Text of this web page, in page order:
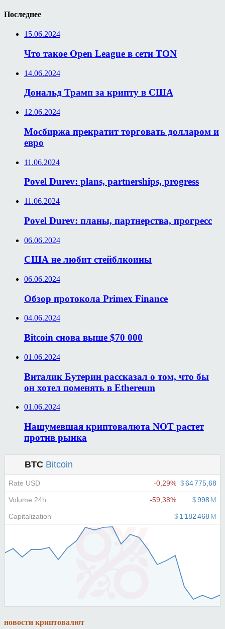
Последнее
15.06.2024
Что такое Open League в сети TON
14.06.2024
Дональд Трамп за крипту в США
12.06.2024
Мосбиржа прекратит торговать долларом и
евро
11.06.2024
Povel Durev: plans, partnerships, progress
11.06.2024
Povel Durev: планы, партнерства, прогресс
06.06.2024
США не любит стейблкоины
06.06.2024
Обзор протокола Primex Finance
04.06.2024
Bitcoin снова выше $70 000
01.06.2024
Виталик Бутерин рассказал о том, что бы
он хотел поменять в Ethereum
01.06.2024
Нашумевшая криптовалюта NOT растет
против рынка
новости криптовалют